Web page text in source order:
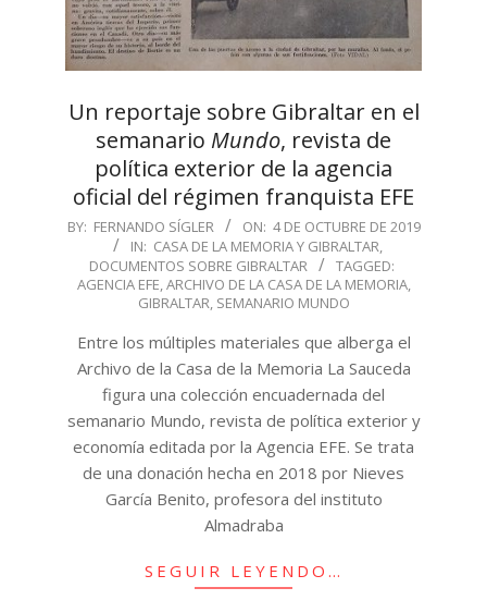
Un reportaje sobre Gibraltar en el
semanario Mundo, revista de
política exterior de la agencia
oficial del régimen franquista EFE
2019-
04
BY: FERNANDO SÍGLER ON: 4 DE OCTUBRE DE 2019
IN: CASA DE LA MEMORIA Y GIBRALTAR,
DOCUMENTOS SOBRE GIBRALTAR
TAGGED:
AGENCIA EFE,ARCHIVO DE LA CASA DE LA MEMORIA,
GIBRALTAR, SEMANARIO MUNDO
Entre los múltiples materiales que alberga el
Archivo de la Casa de la Memoria La Sauceda
figura una colección encuadernada del
semanario Mundo, revista de política exterior y
economía editada por la Agencia EFE. Se trata
de una donación hecha en 2018 por Nieves
García Benito, profesora del instituto
Almadraba
SEGUIR LEYENDO…